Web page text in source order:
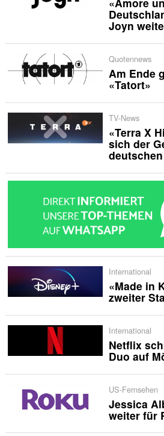
Joyn
Quotennews
Am Ende
«Tatort»
TV-News
«Terra X
sich der
International
«Made in
zweiter
International
Netflix
Duo auf
US-Fernsehen
Jessica
weiter für